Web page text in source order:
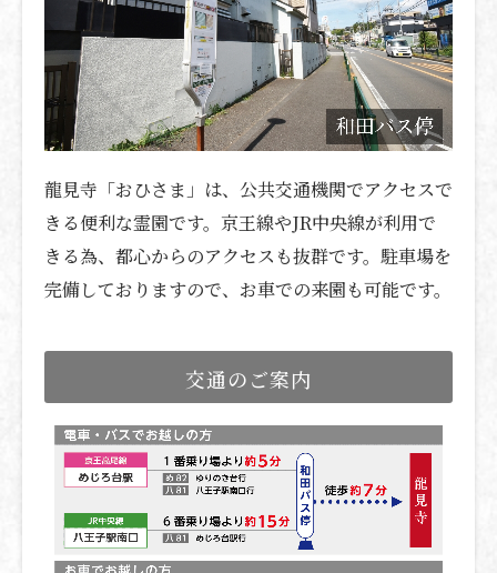
龍見寺「おひさま」は、公共交通機関でアクセスで
きる便利な霊園です。京王線やJR中央線が利用で
きる為、都心からのアクセスも抜群です。駐車場を
完備しておりますので、お車での来園も可能です。
交通のご案内